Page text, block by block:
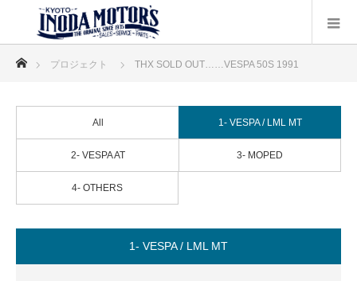
プロジェクト THX SOLD OUT……VESPA 50S 1991
All 1- VESPA / LML MT
2- VESPA AT 3- MOPED
4- OTHERS
1- VESPA / LML MT